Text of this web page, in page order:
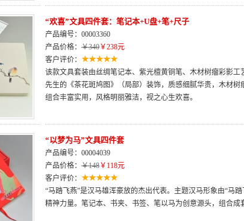
“欢喜”文具四件套：笔记本+U盘+笔+尺子
产品编号：00003360
产品价格： ￥340￥238元
客户评价：
该款文具套装由丝绸笔记本、紫光檀黄铜笔、木材树瘤彩影
先生的《茶花斑鸠图》（局部）装饰，质感细腻华贵，木材树
组合丰富实用，风格明丽雅洁，视之心生欢喜。
“以梦为马”文具四件套
产品编号：00004039
产品价格： ￥148￥118元
客户评价：
“马踏飞燕”是汉马雄浑豪放的杰出代表。主题汉马形象由“马
精神力量。笔记本、书夹、书签、笔以马为创意源头，组合成